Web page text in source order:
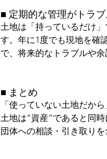
■ 定期的な管理がトラ
土地は「持っているだけ」
す。年に1度でも現地を確
で、将来的なトラブルや
■ まとめ
「使っていない土地だか
土地は“資産”であると同時
団体への相談・引き取りを